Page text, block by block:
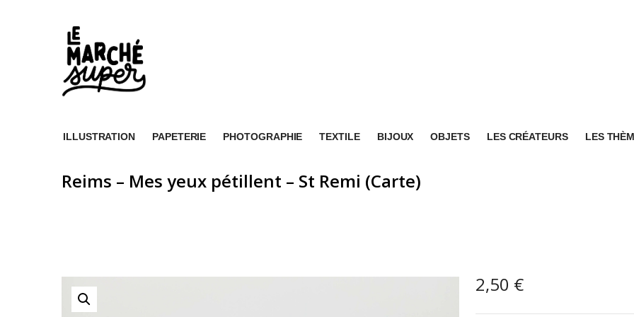
ILLUSTRATION PAPETERIE PHOTOGRAPHIE TEXTILE BIJOUX OBJETS LES CRÉATEURS LES
Reims – Mes yeux pétillent – St Remi (Carte)
2,50 €